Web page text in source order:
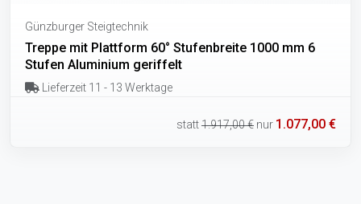
Günzburger Steigtechnik
Treppe mit Plattform 60° Stufenbreite 1000 mm 6
Stufen Aluminium geriffelt
Lieferzeit 11 - 13 Werktage
statt1.917,00 € nur 1.077,00 €